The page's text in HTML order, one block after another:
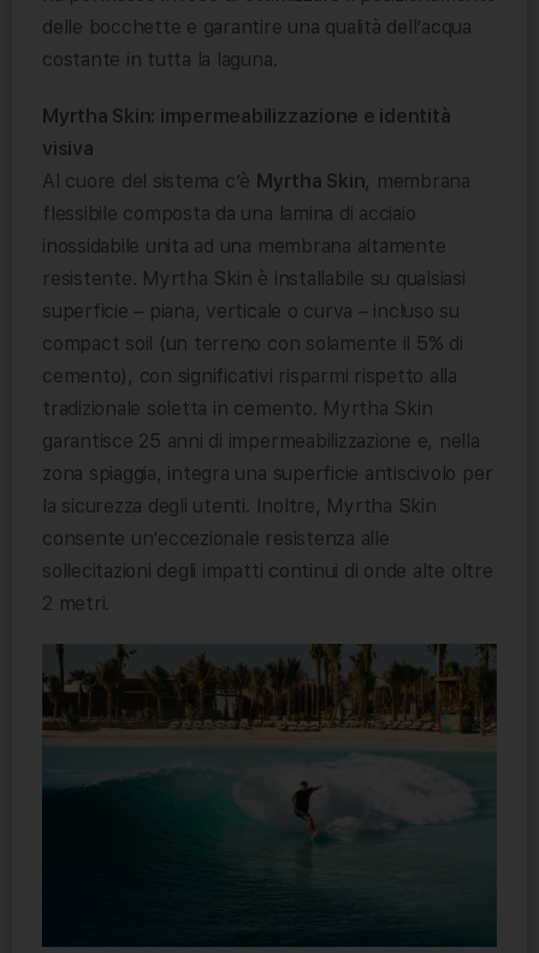
delle bocchette e garantire una qualità dell’acqua
costante in tutta la laguna.
Myrtha Skin: impermeabilizzazione e identità
visiva
Al cuore del sistema c’è Myrtha Skin, membrana
flessibile composta da una lamina di acciaio
inossidabile unita ad una membrana altamente
resistente. Myrtha Skin è installabile su qualsiasi
superficie – piana, verticale o curva – incluso su
compact soil (un terreno con solamente il 5% di
cemento), con significativi risparmi rispetto alla
tradizionale soletta in cemento. Myrtha Skin
garantisce 25 anni di impermeabilizzazione e, nella
zona spiaggia, integra una superficie antiscivolo per
la sicurezza degli utenti. Inoltre, Myrtha Skin
consente un’eccezionale resistenza alle
sollecitazioni degli impatti continui di onde alte oltre
2 metri.